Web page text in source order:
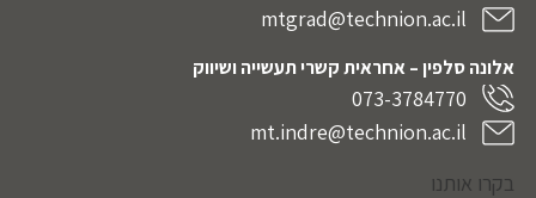
mtgrad@technion.ac.il
אלונה סלפין – אחראית קשרי תעשייה ושיווק
073-3784770
mt.indre@technion.ac.il
בקרו אותנו